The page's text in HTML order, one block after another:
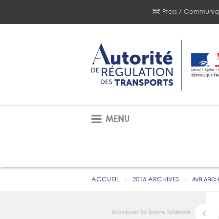
Press /
MENU
ACCUEIL 2015 ARCHIVES AVR
Masquer la barre latérale